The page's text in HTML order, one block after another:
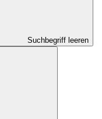
Suchbegriff leeren